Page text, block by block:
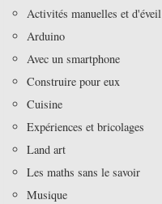
Activités manuelles et d'éveil
Arduino
Avec un smartphone
Construire pour eux
Cuisine
Expériences et bricolages
Land art
Les maths sans le savoir
Musique